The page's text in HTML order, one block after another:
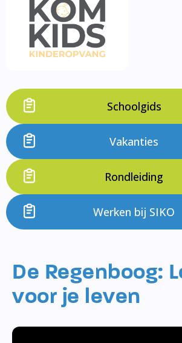
Schoolgids
Vakanties
Rondleiding
Werken bij SIKO
De Regenboog:
voor je leven